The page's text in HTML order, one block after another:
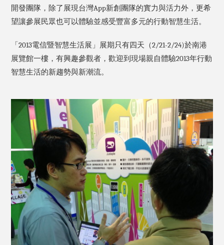
開發團隊，除了展現台灣App新創團隊的實力與活力外，更希
望讓參展民眾也可以體驗並感受豐富多元的行動智慧生活。
「2013電信暨智慧生活展」展期只有四天（2/21-2/24)於南港
展覽館一樓，有興趣參觀者，歡迎到現場親自體驗2013年行動
智慧生活的新趨勢與新潮流。